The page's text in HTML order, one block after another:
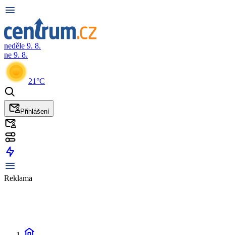
neděle 9. 8.
ne 9. 8.
21°C
Přihlášení
Reklama